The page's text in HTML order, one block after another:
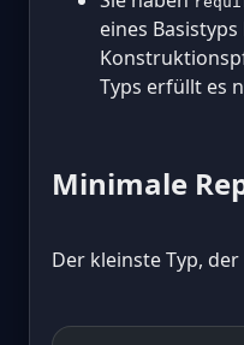
eines
Typs erfüllt es
Minimale
Der kleinste Typ, der